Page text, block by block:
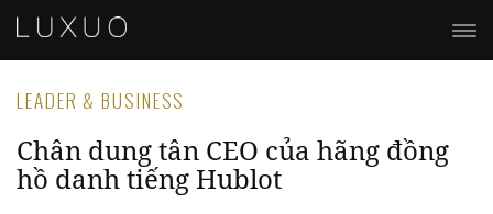
LEADER & BUSINESS
Chân dung tân CEO của hãng đồng
hồ danh tiếng Hublot